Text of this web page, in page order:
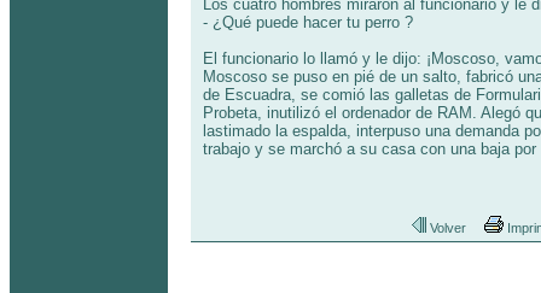
Los cuatro hombres miraron al funcionario y le
- ¿Qué puede hacer tu perro ?
El funcionario lo llamó y le dijo: ¡Moscoso,
Moscoso se puso en pié de un salto, fabricó
de Escuadra, se comió las galletas de
Probeta, inutilizó el ordenador de RAM. Alegó
lastimado la espalda, interpuso una demanda
trabajo y se marchó a su casa con una baja
Volver